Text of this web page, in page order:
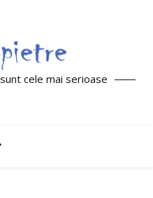
cele mai serioase